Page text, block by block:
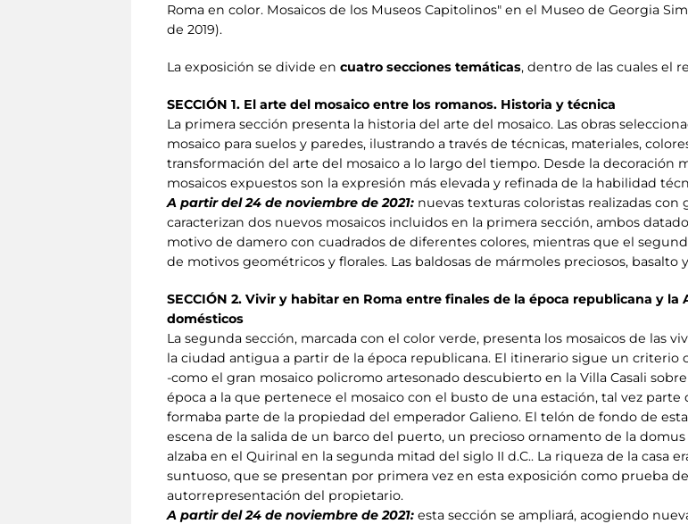
Roma en color. Mosaicos de los Museos Capitolinos" en el Museo de Georgia
de 2019).
La exposición se divide en cuatro secciones temáticas, dentro de las cuales el
SECCIÓN 1. El arte del mosaico entre los romanos. Historia y técnica
La primera sección presenta la historia del arte del mosaico. Las obras
mosaico para suelos y paredes, ilustrando a través de técnicas, materiales,
transformación del arte del mosaico a lo largo del tiempo. Desde la decoración
mosaicos expuestos son la expresión más elevada y refinada de la habilidad
A partir del 24 de noviembre de 2021: nuevas texturas coloristas realizadas
caracterizan dos nuevos mosaicos incluidos en la primera sección, ambos
motivo de damero con cuadrados de diferentes colores, mientras que el
de motivos geométricos y florales. Las baldosas de mármoles preciosos,
SECCIÓN 2. Vivir y habitar en Roma entre finales de la época republicana y
domésticos
La segunda sección, marcada con el color verde, presenta los mosaicos de las
la ciudad antigua a partir de la época republicana. El itinerario sigue un criterio
-como el gran mosaico policromo artesonado descubierto en la Villa Casali
época a la que pertenece el mosaico con el busto de una estación, tal vez
formaba parte de la propiedad del emperador Galieno. El telón de fondo de
escena de la salida de un barco del puerto, un precioso ornamento de la
alzaba en el Quirinal en la segunda mitad del siglo II d.C.. La riqueza de la casa
suntuoso, que se presentan por primera vez en esta exposición como prueba
autorrepresentación del propietario.
A partir del 24 de noviembre de 2021: esta sección se ampliará, acogiendo